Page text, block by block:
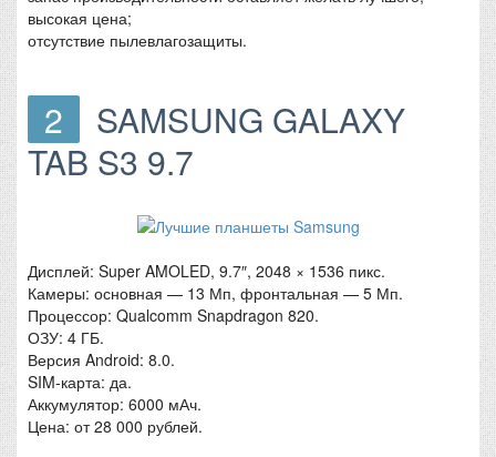
высокая цена;
отсутствие пылевлагозащиты.
2
SAMSUNG GALAXY
TAB S3 9.7
Дисплей: Super AMOLED, 9.7″, 2048 × 1536 пикс.
Камеры: основная — 13 Мп, фронтальная — 5 Мп.
Процессор: Qualcomm Snapdragon 820.
ОЗУ: 4 ГБ.
Версия Android: 8.0.
SIM-карта: да.
Аккумулятор: 6000 мАч.
Цена: от 28 000 рублей.